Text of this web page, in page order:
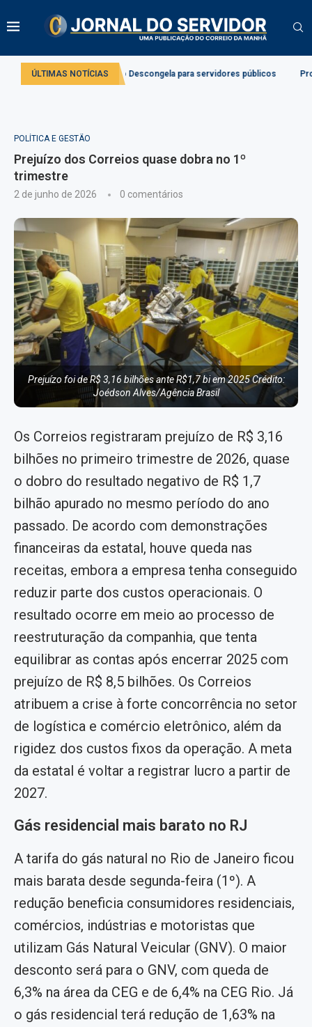
ÚLTIMAS NOTÍCIAS
da Lei do Descongela para servidores públicos Projeto cria regras
POLÍTICA E GESTÃO
Prejuízo dos Correios quase dobra no 1º
trimestre
2 de junho de 2026 0 comentários
Prejuízo foi de R$ 3,16 bilhões ante R$1,7 bi em 2025 Crédito:
Joédson Alves/Agência Brasil
Os Correios registraram prejuízo de R$ 3,16
bilhões no primeiro trimestre de 2026, quase
o dobro do resultado negativo de R$ 1,7
bilhão apurado no mesmo período do ano
passado. De acordo com demonstrações
financeiras da estatal, houve queda nas
receitas, embora a empresa tenha conseguido
reduzir parte dos custos operacionais. O
resultado ocorre em meio ao processo de
reestruturação da companhia, que tenta
equilibrar as contas após encerrar 2025 com
prejuízo de R$ 8,5 bilhões. Os Correios
atribuem a crise à forte concorrência no setor
de logística e comércio eletrônico, além da
rigidez dos custos fixos da operação. A meta
da estatal é voltar a registrar lucro a partir de
2027.
Gás residencial mais barato no RJ
A tarifa do gás natural no Rio de Janeiro ficou
mais barata desde segunda-feira (1º). A
redução beneficia consumidores residenciais,
comércios, indústrias e motoristas que
utilizam Gás Natural Veicular (GNV). O maior
desconto será para o GNV, com queda de
6,3% na área da CEG e de 6,4% na CEG Rio. Já
o gás residencial terá redução de 1,63% na